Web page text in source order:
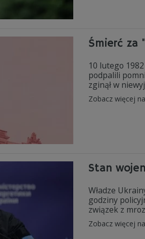
Śmierć za
10 lutego
podpalili
zginął w
Zobacz więcej
Stan
Władze
godziny
związek z
Zobacz więcej